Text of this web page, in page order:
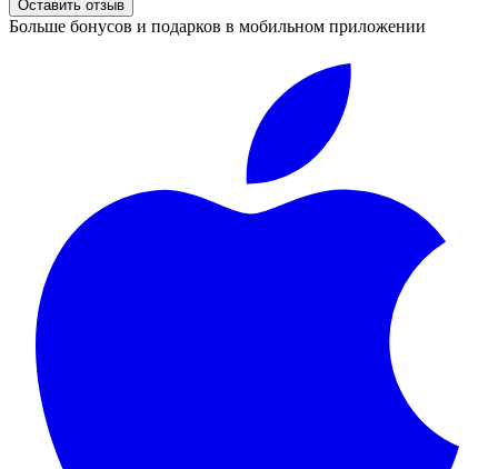
Оставить отзыв
Больше бонусов и подарков в мобильном приложении